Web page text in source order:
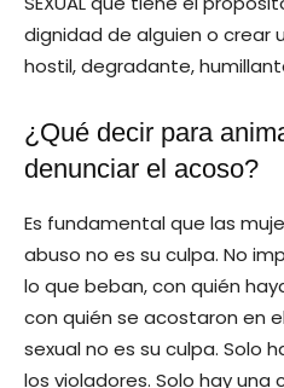
dignidad de alguien o crear
hostil, degradante,
¿Qué decir para
denunciar el acoso?
Es fundamental que las
abuso no es su culpa. No
lo que beban, con quién
con quién se acostaron en
sexual no es su culpa. Solo
los violadores. Solo hay una